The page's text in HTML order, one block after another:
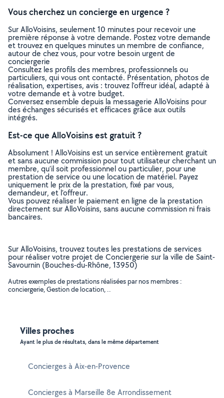
Vous cherchez un concierge en urgence ?
Sur AlloVoisins, seulement 10 minutes pour recevoir une
première réponse à votre demande. Postez votre demande
et trouvez en quelques minutes un membre de confiance,
autour de chez vous, pour votre besoin urgent de
conciergerie
Consultez les profils des membres, professionnels ou
particuliers, qui vous ont contacté. Présentation, photos de
réalisation, expertises, avis : trouvez l'offreur idéal, adapté à
votre demande et à votre budget.
Conversez ensemble depuis la messagerie AlloVoisins pour
des échanges sécurisés et efficaces grâce aux outils
intégrés.
Est-ce que AlloVoisins est gratuit ?
Absolument ! AlloVoisins est un service entièrement gratuit
et sans aucune commission pour tout utilisateur cherchant un
membre, qu’il soit professionnel ou particulier, pour une
prestation de service ou une location de matériel. Payez
uniquement le prix de la prestation, fixé par vous,
demandeur, et l’offreur.
Vous pouvez réaliser le paiement en ligne de la prestation
directement sur AlloVoisins, sans aucune commission ni frais
bancaires.
Sur AlloVoisins, trouvez toutes les prestations de services
pour réaliser votre projet de Conciergerie sur la ville de Saint-
Savournin (Bouches-du-Rhône, 13950)
Autres exemples de prestations réalisées par nos membres :
conciergerie, Gestion de location, ..
Villes proches
Ayant le plus de résultats, dans le même département
Concierges à Aix-en-Provence
Concierges à Marseille 8e Arrondissement